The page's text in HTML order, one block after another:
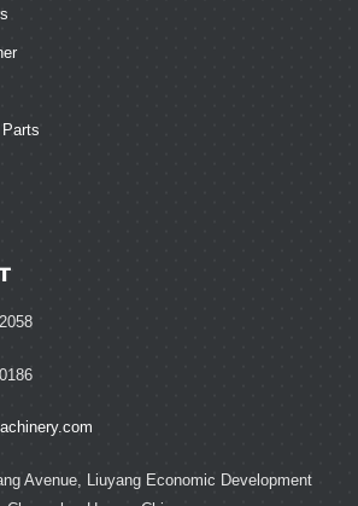
Avenue, Liuyang Economic Development